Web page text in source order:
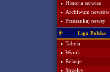
Historia serwisu
Archiwum newsów
Przeszukaj newsy
Liga Polska
Tabela
Wyniki
Relacje
Strzelcy